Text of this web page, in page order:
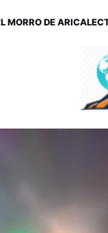
MORRO DE ARICA